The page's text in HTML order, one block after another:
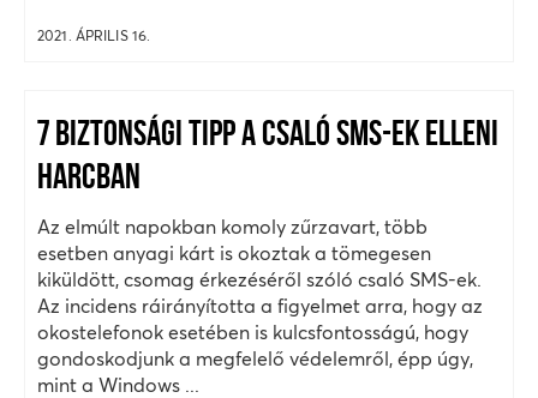
2021. ÁPRILIS 16.
7 BIZTONSÁGI TIPP A CSALÓ SMS-EK ELLENI
HARCBAN
Az elmúlt napokban komoly zűrzavart, több
esetben anyagi kárt is okoztak a tömegesen
kiküldött, csomag érkezéséről szóló csaló SMS-ek.
Az incidens ráirányította a figyelmet arra, hogy az
okostelefonok esetében is kulcsfontosságú, hogy
gondoskodjunk a megfelelő védelemről, épp úgy,
mint a Windows ...